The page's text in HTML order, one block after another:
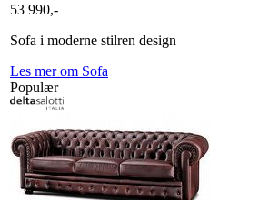
53 990,-
Sofa i moderne stilren design
Les mer om Sofa
Populær